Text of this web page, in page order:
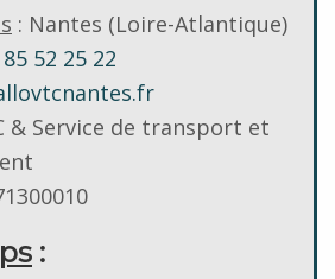
: Nantes (Loire-Atlantique)
52 25 22
& Service de transport et
: